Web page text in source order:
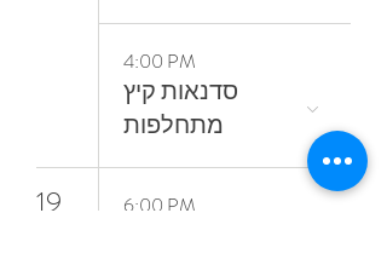
4:00 PM
סדנאות קיץ
מתחלפות
19 6:00 PM